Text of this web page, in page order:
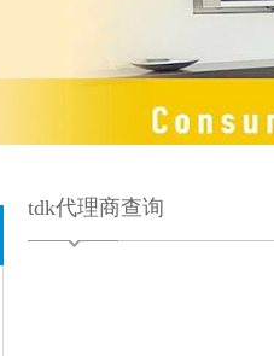
tdk代理商查询